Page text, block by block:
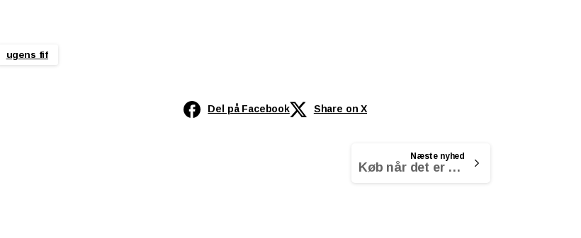
ugens fif
Del på Facebook Share on X
Næste nyhed
Køb når det er billigt